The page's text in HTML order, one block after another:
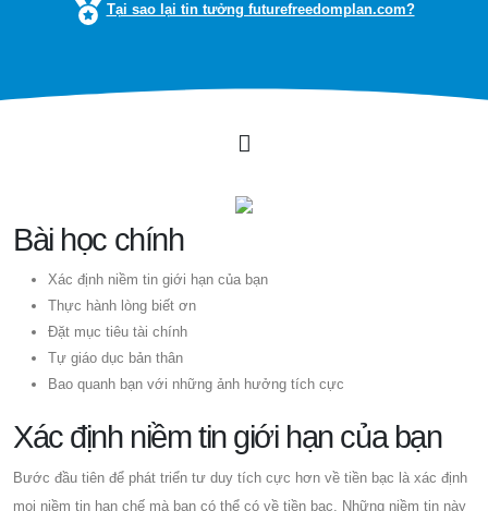
Tại sao lại tin tưởng futurefreedomplan.com?
Bài học chính
Xác định niềm tin giới hạn của bạn
Thực hành lòng biết ơn
Đặt mục tiêu tài chính
Tự giáo dục bản thân
Bao quanh bạn với những ảnh hưởng tích cực
Xác định niềm tin giới hạn của bạn
Bước đầu tiên để phát triển tư duy tích cực hơn về tiền bạc là xác định
mọi niềm tin hạn chế mà bạn có thể có về tiền bạc. Những niềm tin này